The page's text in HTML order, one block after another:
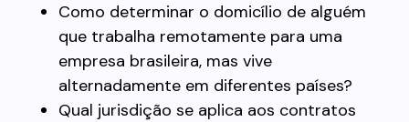
Como determinar o domicílio de alguém
que trabalha remotamente para uma
empresa brasileira, mas vive
alternadamente em diferentes países?
Qual jurisdição se aplica aos contratos